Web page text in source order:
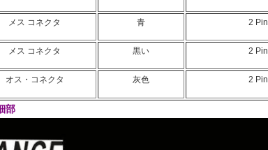
メス コネクタ 青 2 Pin
メス コネクタ 黒い 2 Pin
オス・コネクタ 灰色 2 Pin
部